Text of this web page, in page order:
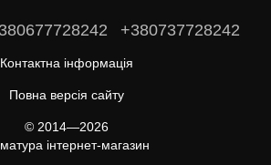
+380737728242
Контактна інформація
Повна версія сайту
© 2014—2026
інтернет-магазин